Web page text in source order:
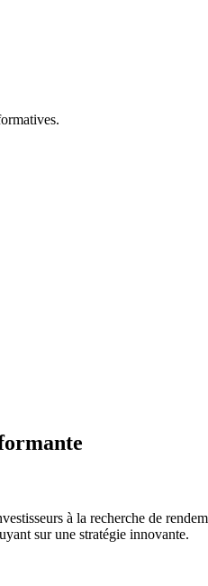
à la recherche de
sur une stratégie innovante.